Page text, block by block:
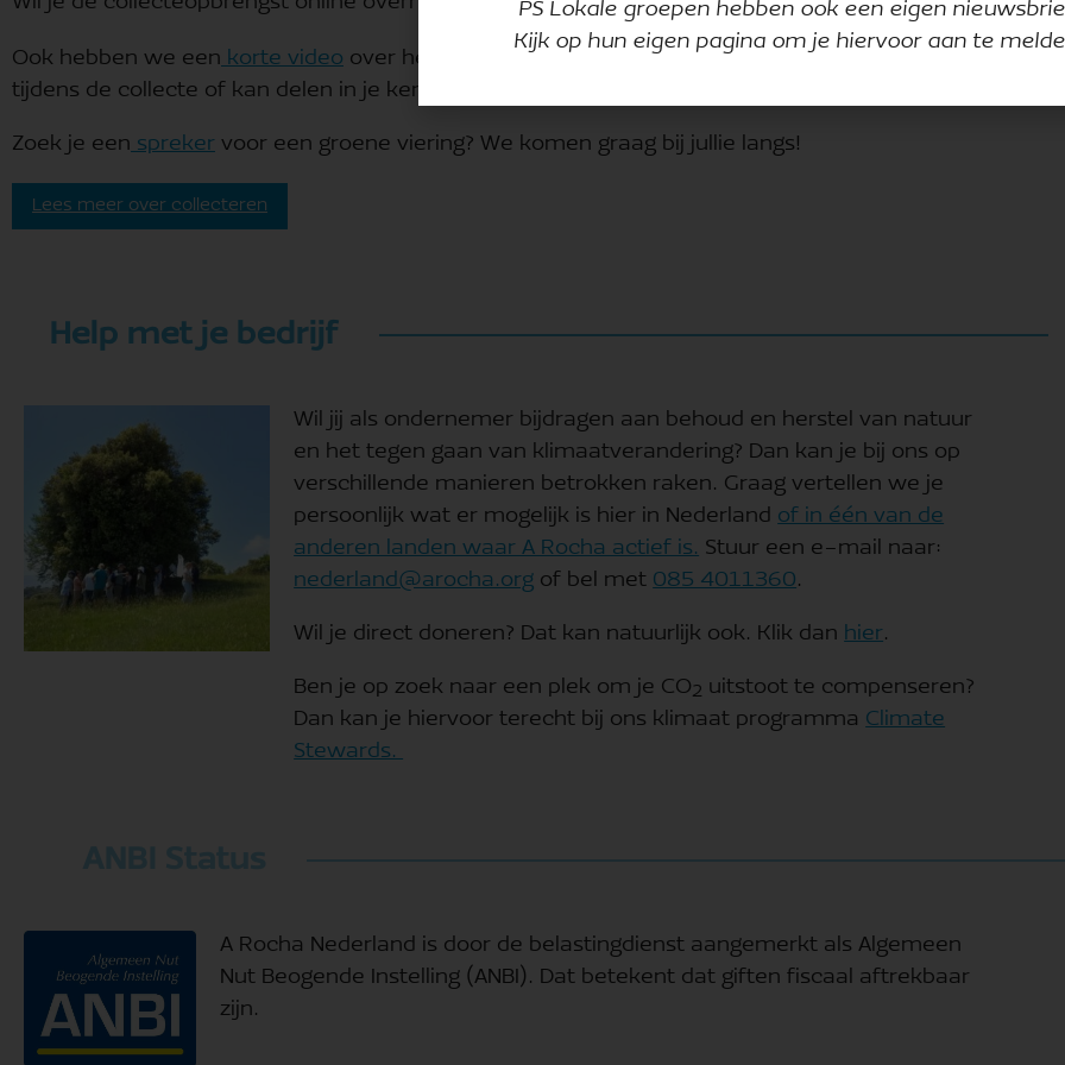
Ook hebben we een korte video over het werk van A Rocha Nederland wat je kan laten zien
tijdens de collecte of kan delen in je kerk app.
Zoek je een spreker voor een groene viering? We komen graag bij jullie langs!
Lees meer over collecteren
Help met je bedrijf
Wil jij als ondernemer bijdragen aan behoud en herstel van natuur
en het tegen gaan van klimaatverandering? Dan kan je bij ons op
verschillende manieren betrokken raken. Graag vertellen we je
persoonlijk wat er mogelijk is hier in Nederland of in één van de
anderen landen waar A Rocha actief is. Stuur een e-mail naar:
nederland@arocha.org of bel met 085 4011360.
Wil je direct doneren? Dat kan natuurlijk ook. Klik dan hier.
Ben je op zoek naar een plek om je CO2 uitstoot te compenseren?
Dan kan je hiervoor terecht bij ons klimaat programma Climate
Stewards.
A Rocha Nederland is door de belastingdienst aangemerkt als Algemeen
Nut Beogende Instelling (ANBI). Dat betekent dat giften fiscaal aftrekbaar
zijn.
PS Lokale groepen hebben ook een eigen
Kijk op hun eigen pagina om je hiervoor aan te